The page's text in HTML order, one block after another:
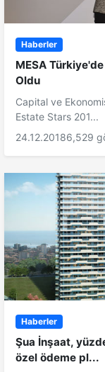
Haberler
MESA
Oldu
Capital ve
Estate Stars 201...
24.12.20186,529
Haberler
Şua İnşaat,
özel ödeme pl...